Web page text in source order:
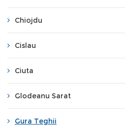
Chiojdu
Cislau
Ciuta
Glodeanu Sarat
Gura Teghii